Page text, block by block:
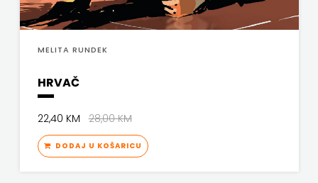
BY
SYNOPSIS
ŠARENI
DUĆAN
MELITA RUNDEK
HRVAČ
22,40 KM28,00 KM
DODAJ U KOŠARICU